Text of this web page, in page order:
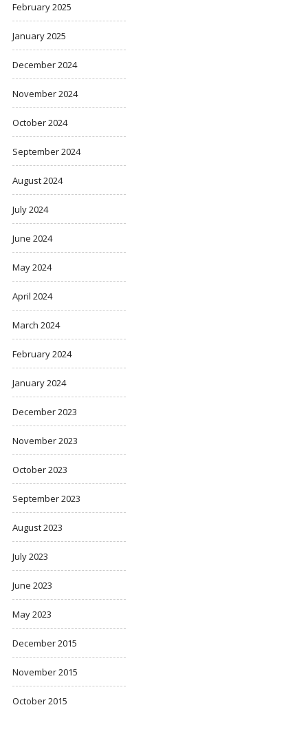
February 2025
January 2025
December 2024
November 2024
October 2024
September 2024
August 2024
July 2024
June 2024
May 2024
April 2024
March 2024
February 2024
January 2024
December 2023
November 2023
October 2023
September 2023
August 2023
July 2023
June 2023
May 2023
December 2015
November 2015
October 2015